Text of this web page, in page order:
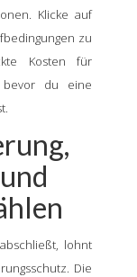
Klicke auf
zu
Kosten für
bevor du eine
abschließt, lohnt
Die